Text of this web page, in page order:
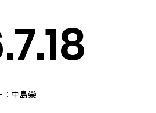
：中島崇